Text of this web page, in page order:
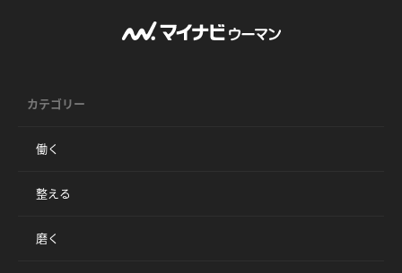
カテゴリー
働く
整える
磨く